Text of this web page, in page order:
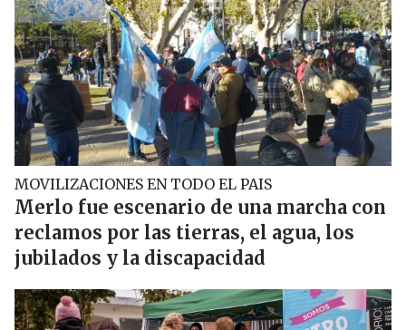
MOVILIZACIONES EN TODO EL PAIS
Merlo fue escenario de una marcha con
reclamos por las tierras, el agua, los
jubilados y la discapacidad